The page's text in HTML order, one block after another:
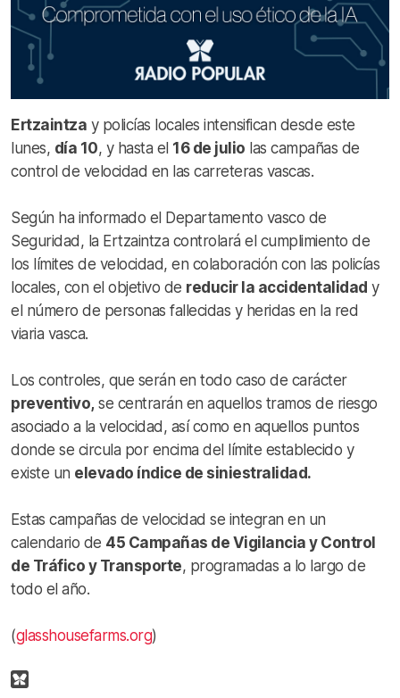
Ertzaintza y policías locales intensifican desde este
lunes, día 10, y hasta el 16 de julio las campañas de
control de velocidad en las carreteras vascas.
Según ha informado el Departamento vasco de
Seguridad, la Ertzaintza controlará el cumplimiento de
los límites de velocidad, en colaboración con las policías
locales, con el objetivo de reducir la accidentalidad y
el número de personas fallecidas y heridas en la red
viaria vasca.
Los controles, que serán en todo caso de carácter
preventivo, se centrarán en aquellos tramos de riesgo
asociado a la velocidad, así como en aquellos puntos
donde se circula por encima del límite establecido y
existe un elevado índice de siniestralidad.
Estas campañas de velocidad se integran en un
calendario de 45 Campañas de Vigilancia y Control
de Tráfico y Transporte, programadas a lo largo de
todo el año.
(glasshousefarms.org)